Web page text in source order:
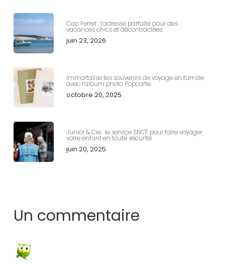
Cap Ferret : l’adresse parfaite pour des
vacances chics et décontractées
juin 23, 2026
Immortalise tes souvenirs de voyage en famille
avec l’album photo Popcarte
octobre 20, 2025
Junior & Cie : le service SNCF pour faire voyager
votre enfant en toute sécurité
juin 20, 2025
Un commentaire